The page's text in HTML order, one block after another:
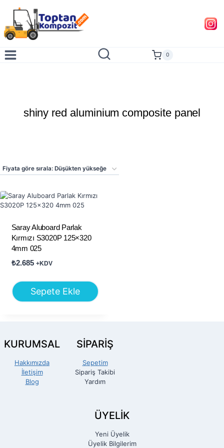
content
0
shiny red aluminium composite panel
Saray Aluboard Parlak
Kırmızı S3020P 125×320
4mm 025
₺2.685 +KDV
Sepete Ekle
KURUMSAL
Hakkımızda
İletişim
Blog
SİPARİŞ
Sepetim
Sipariş Takibi
Yardım
ÜYELİK
Yeni Üyelik
Üyelik Bilgilerim